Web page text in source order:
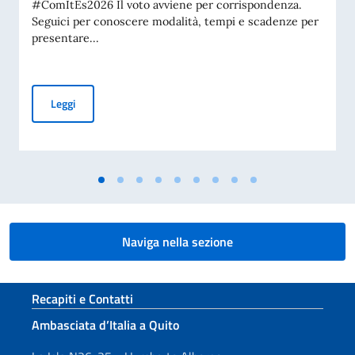
#ComItEs2026 Il voto avviene per corrispondenza.
Seguici per conoscere modalità, tempi e scadenze per
presentare...
LeggiElezioni COM.IT.ES. 2026
Naviga nella sezione
Sezione footer
Recapiti e Contatti
Ambasciata d’Italia a Quito